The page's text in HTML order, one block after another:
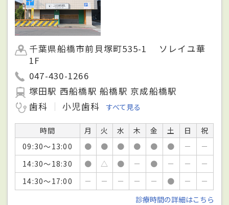
千葉県船橋市前貝塚町535-1 ソレイユ華
1F
047-430-1266
塚田駅 西船橋駅 船橋駅 京成船橋駅
歯科
小児歯科 すべて見る
時間 月 火 水 木 金 土 日
祝
09:30～13:00
● ● ● ● ● ● －
－
14:30～18:30
● △ ● － ● － －
－
14:30～17:00
－ － － － － ● －
－
診療時間の詳細はこちら